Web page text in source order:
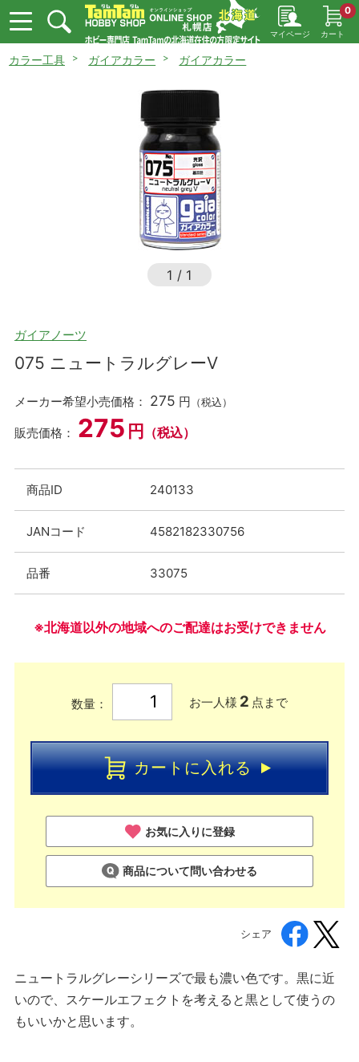
マイページ カート
0
カラー工具 ガイアカラー ガイアカラー
1 / 1
ガイアノーツ
075 ニュートラルグレーⅤ
メーカー希望小売価格： 275 円 （税込）
販売価格： 275 円 （税込）
商品ID 240133
JANコード 4582182330756
品番 33075
※北海道以外の地域へのご配達はお受けできません
数量： お一人様 2 点まで
カートに入れる
お気に入りに登録
商品について問い合わせる
シェア
ニュートラルグレーシリーズで最も濃い色です。黒に近
いので、スケールエフェクトを考えると黒として使うの
もいいかと思います。